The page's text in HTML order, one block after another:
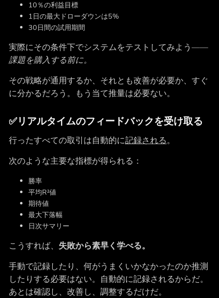
10％の利益目標
1日の最大ドローダウンは5%
30日間の試用期間
実際にその条件下でシステムをテストしてみよう――
課題を購入する前に。
その戦略が通用するか、それとも改善が必要か、すぐ
に分かるだろう。もう当て推量は必要ない。
✅リアルタイムのフィードバックを受け取る
行ったすべての取引は自動的に記録される。
次のような主要な指標が得られる：
勝率
平均R²値
期待値
最大下落幅
日次サマリー
こうすれば、 失敗から素早く学べる。
手動で記録したり、何がうまくいかなかったのか推測
したりする必要はない。自動的に記録されるからだ。
あとは確認し、改善し、調整するだけだ。